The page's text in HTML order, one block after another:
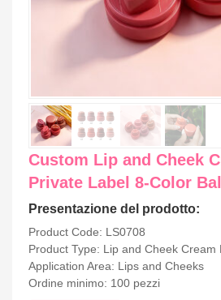
Custom Lip and Cheek
Private Label 8-Color
Presentazione del prodotto:
Product Code: LS0708
Product Type: Lip and Cheek Cream
Application Area: Lips and Cheeks
Ordine minimo: 100 pezzi